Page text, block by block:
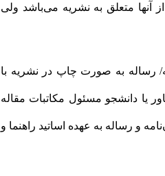
از آنها متعلق به نشریه می‌باشد ولی
رساله به صورت چاپ در نشریه با
یا دانشجو مسئول مکاتبات مقاله
و رساله به عهده اساتید راهنما و